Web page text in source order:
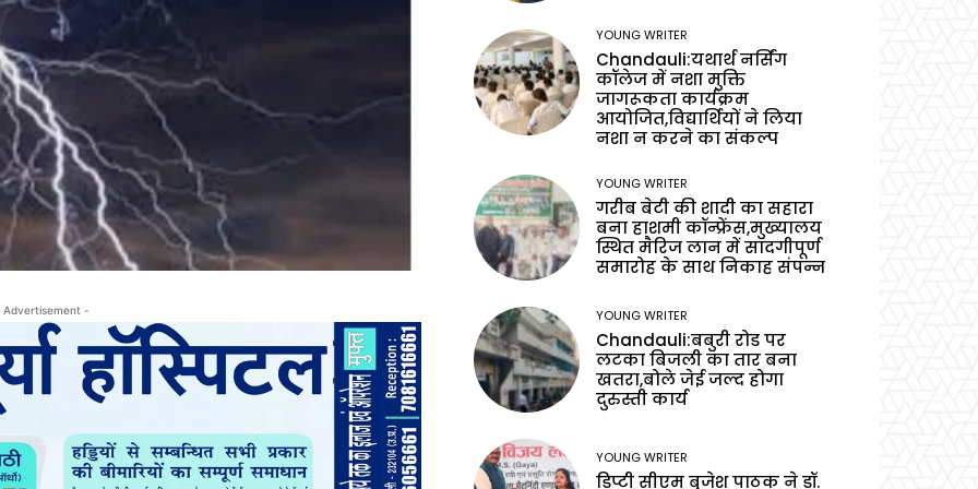
-
YOUNG WRITER
Chandauli:यथार्थ नर्सिंग
कॉलेज में नशा मुक्ति
जागरूकता कार्यक्रम
आयोजित,विद्यार्थियों ने लिया
नशा न करने का संकल्प
YOUNG WRITER
गरीब बेटी की शादी का सहारा
बना हाशमी कॉन्फ्रेंस,मुख्यालय
स्थित मैरिज लान में सादगीपूर्ण
समारोह के साथ निकाह संपन्न
YOUNG WRITER
Chandauli:बबुरी रोड पर
लटका बिजली का तार बना
खतरा,बोले जेई जल्द होगा
दुरुस्ती कार्य
YOUNG WRITER
डिप्टी सीएम बृजेश पाठक ने डॉ.